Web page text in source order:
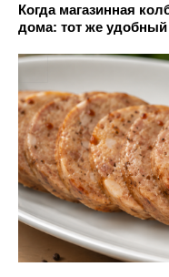
Когда магазинная
дома: тот же удобный